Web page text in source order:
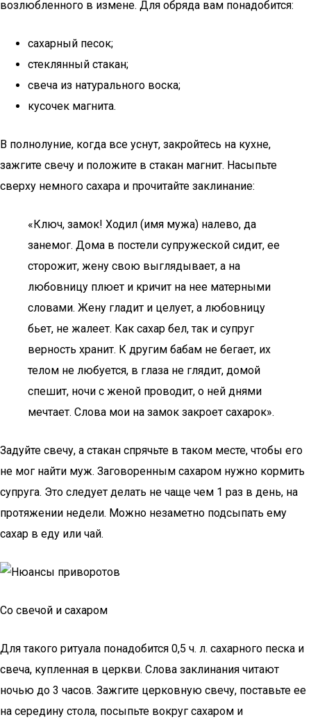
возлюбленного в измене. Для обряда вам понадобится:
сахарный песок;
стеклянный стакан;
свеча из натурального воска;
кусочек магнита.
В полнолуние, когда все уснут, закройтесь на кухне,
зажгите свечу и положите в стакан магнит. Насыпьте
сверху немного сахара и прочитайте заклинание:
«Ключ, замок! Ходил (имя мужа) налево, да
занемог. Дома в постели супружеской сидит, ее
сторожит, жену свою выглядывает, а на
любовницу плюет и кричит на нее матерными
словами. Жену гладит и целует, а любовницу
бьет, не жалеет. Как сахар бел, так и супруг
верность хранит. К другим бабам не бегает, их
телом не любуется, в глаза не глядит, домой
спешит, ночи с женой проводит, о ней днями
мечтает. Слова мои на замок закроет сахарок».
Задуйте свечу, а стакан спрячьте в таком месте, чтобы его
не мог найти муж. Заговоренным сахаром нужно кормить
супруга. Это следует делать не чаще чем 1 раз в день, на
протяжении недели. Можно незаметно подсыпать ему
сахар в еду или чай.
Со свечой и сахаром
Для такого ритуала понадобится 0,5 ч. л. сахарного песка и
свеча, купленная в церкви. Слова заклинания читают
ночью до 3 часов. Зажгите церковную свечу, поставьте ее
на середину стола, посыпьте вокруг сахаром и